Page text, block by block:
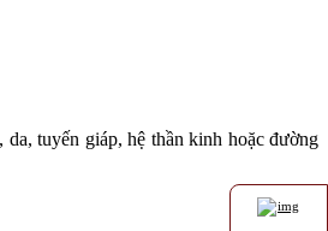
tuyến giáp, hệ thần kinh hoặc đường